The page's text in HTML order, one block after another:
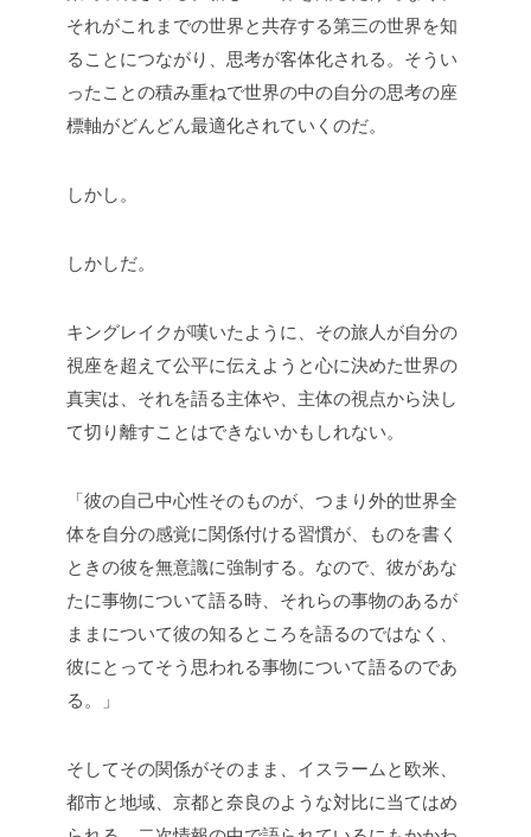
それがこれまでの世界と共存する第三の世界を知
ることにつながり、思考が客体化される。そうい
ったことの積み重ねで世界の中の自分の思考の座
標軸がどんどん最適化されていくのだ。
しかし。
しかしだ。
キングレイクが嘆いたように、その旅人が自分の
視座を超えて公平に伝えようと心に決めた世界の
真実は、それを語る主体や、主体の視点から決し
て切り離すことはできないかもしれない。
「彼の自己中心性そのものが、つまり外的世界全
体を自分の感覚に関係付ける習慣が、ものを書く
ときの彼を無意識に強制する。なので、彼があな
たに事物について語る時、それらの事物のあるが
ままについて彼の知るところを語るのではなく、
彼にとってそう思われる事物について語るのであ
る。」
そしてその関係がそのまま、イスラームと欧米、
都市と地域、京都と奈良のような対比に当てはめ